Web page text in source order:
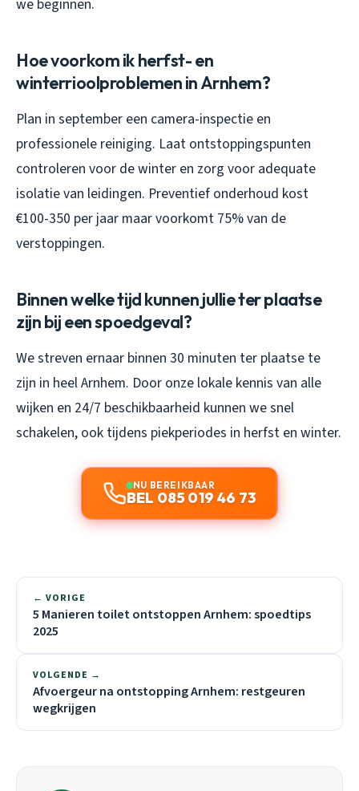
we beginnen.
Hoe voorkom ik herfst- en
winterrioolproblemen in Arnhem?
Plan in september een camera-inspectie en
professionele reiniging. Laat ontstoppingspunten
controleren voor de winter en zorg voor adequate
isolatie van leidingen. Preventief onderhoud kost
€100-350 per jaar maar voorkomt 75% van de
verstoppingen.
Binnen welke tijd kunnen jullie ter plaatse
zijn bij een spoedgeval?
We streven ernaar binnen 30 minuten ter plaatse te
zijn in heel Arnhem. Door onze lokale kennis van alle
wijken en 24/7 beschikbaarheid kunnen we snel
schakelen, ook tijdens piekperiodes in herfst en winter.
NU BEREIKBAAR
BEL 085 019 46 73
← VORIGE
5 Manieren toilet ontstoppen Arnhem: spoedtips
2025
VOLGENDE →
Afvoergeur na ontstopping Arnhem: restgeuren
wegkrijgen